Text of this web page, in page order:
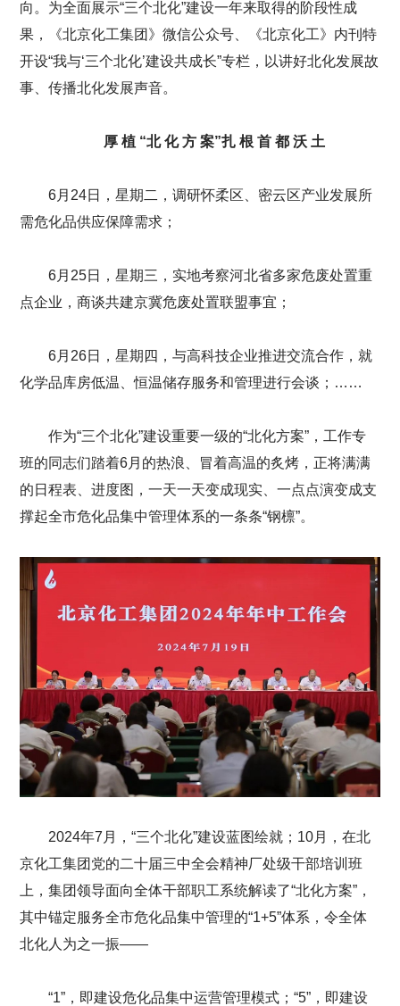
向。为全面展示“三个北化”建设一年来取得的阶段性成
果，《北京化工集团》微信公众号、《北京化工》内刊特
开设“我与‘三个北化’建设共成长”专栏，以讲好北化发展故
事、传播北化发展声音。
厚 植 “北 化 方 案”扎 根 首 都 沃 土
6月24日，星期二，调研怀柔区、密云区产业发展所
需危化品供应保障需求；
6月25日，星期三，实地考察河北省多家危废处置重
点企业，商谈共建京冀危废处置联盟事宜；
6月26日，星期四，与高科技企业推进交流合作，就
化学品库房低温、恒温储存服务和管理进行会谈；……
作为“三个北化”建设重要一级的“北化方案”，工作专
班的同志们踏着6月的热浪、冒着高温的炙烤，正将满满
的日程表、进度图，一天一天变成现实、一点点演变成支
撑起全市危化品集中管理体系的一条条“钢檩”。
2024年7月，“三个北化”建设蓝图绘就；10月，在北
京化工集团党的二十届三中全会精神厂处级干部培训班
上，集团领导面向全体干部职工系统解读了“北化方案”，
其中锚定服务全市危化品集中管理的“1+5”体系，令全体
北化人为之一振——
“1”，即建设危化品集中运营管理模式；“5”，即建设